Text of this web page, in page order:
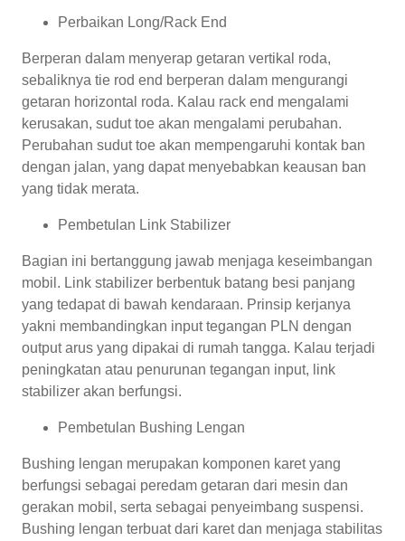
Perbaikan Long/Rack End
Berperan dalam menyerap getaran vertikal roda,
sebaliknya tie rod end berperan dalam mengurangi
getaran horizontal roda. Kalau rack end mengalami
kerusakan, sudut toe akan mengalami perubahan.
Perubahan sudut toe akan mempengaruhi kontak ban
dengan jalan, yang dapat menyebabkan keausan ban
yang tidak merata.
Pembetulan Link Stabilizer
Bagian ini bertanggung jawab menjaga keseimbangan
mobil. Link stabilizer berbentuk batang besi panjang
yang tedapat di bawah kendaraan. Prinsip kerjanya
yakni membandingkan input tegangan PLN dengan
output arus yang dipakai di rumah tangga. Kalau terjadi
peningkatan atau penurunan tegangan input, link
stabilizer akan berfungsi.
Pembetulan Bushing Lengan
Bushing lengan merupakan komponen karet yang
berfungsi sebagai peredam getaran dari mesin dan
gerakan mobil, serta sebagai penyeimbang suspensi.
Bushing lengan terbuat dari karet dan menjaga stabilitas